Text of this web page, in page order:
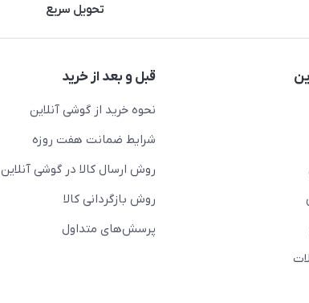
تحویل سریع
قبل و بعد از خرید
نحوه خرید از گوشی آنلاین
شرایط ضمانت هفت روزه
روش ارسال کالا در گوشی آنلاین
روش بازگردانی کالا
پرسش‌های متداول